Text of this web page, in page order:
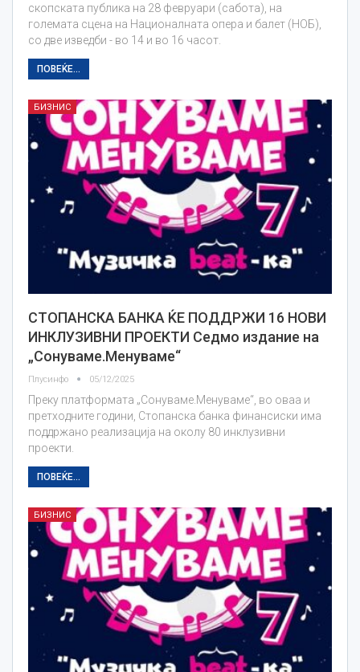
скопската публика на 28 февруари (сабота), на
големата сцена на Националната опера и балет (НОБ),
со две изведби - во 14 и во 16 часот.
ПОВЕЌЕ...
БИЗНИС
СТОПАНСКА БАНКА ЌЕ ПОДДРЖИ 16 НОВИ
ИНКЛУЗИВНИ ПРОЕКТИ Седмо издание на
„Сонуваме.Менуваме“
Плусинфо 05/12/2025
Преку платформата „Сонуваме.Менуваме“, во оваа и
претходните години, Стопанска банка финансиски има
поддржано реализација на околу 80 инклузивни
проекти.
ПОВЕЌЕ...
БИЗНИС